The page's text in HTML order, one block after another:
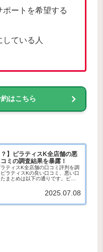
ートを希望する
している人
はこちら
？】ピラティスK全店舗の悪
ミの調査結果を暴露！
ティスK全店舗の口コミ評判を調
ラティスKの良い口コミ、悪い口
まとめは以下の通りです。ピラ
ーの指導が丁寧でわかりやすい・
2025.07.08